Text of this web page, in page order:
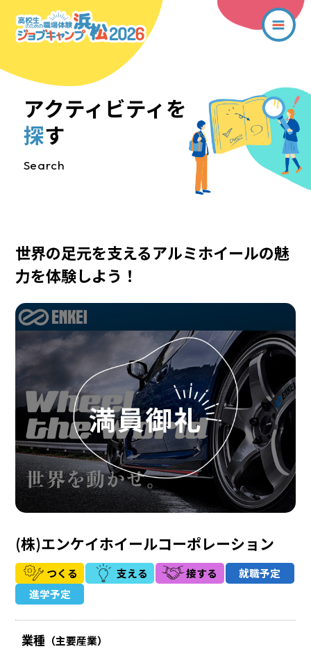
アクティビティを
探す
Search
世界の足元を支えるアルミホイールの魅
力を体験しよう！
(株)エンケイホイールコーポレーション
つくる 支える 接する
就職予定
進学予定
業種 （主要産業）